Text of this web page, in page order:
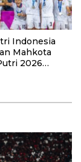
Indonesia
Mahkota
2026